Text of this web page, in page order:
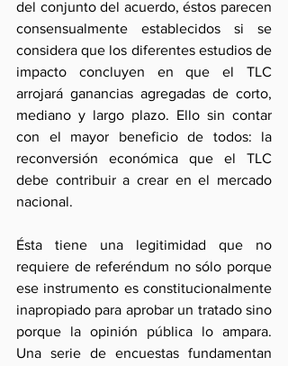
del conjunto del acuerdo, éstos parecen
consensualmente establecidos si se
considera que los diferentes estudios de
impacto concluyen en que el TLC
arrojará ganancias agregadas de corto,
mediano y largo plazo. Ello sin contar
con el mayor beneficio de todos: la
reconversión económica que el TLC
debe contribuir a crear en el mercado
nacional.
Ésta tiene una legitimidad que no
requiere de referéndum no sólo porque
ese instrumento es constitucionalmente
inapropiado para aprobar un tratado sino
porque la opinión pública lo ampara.
Una serie de encuestas fundamentan